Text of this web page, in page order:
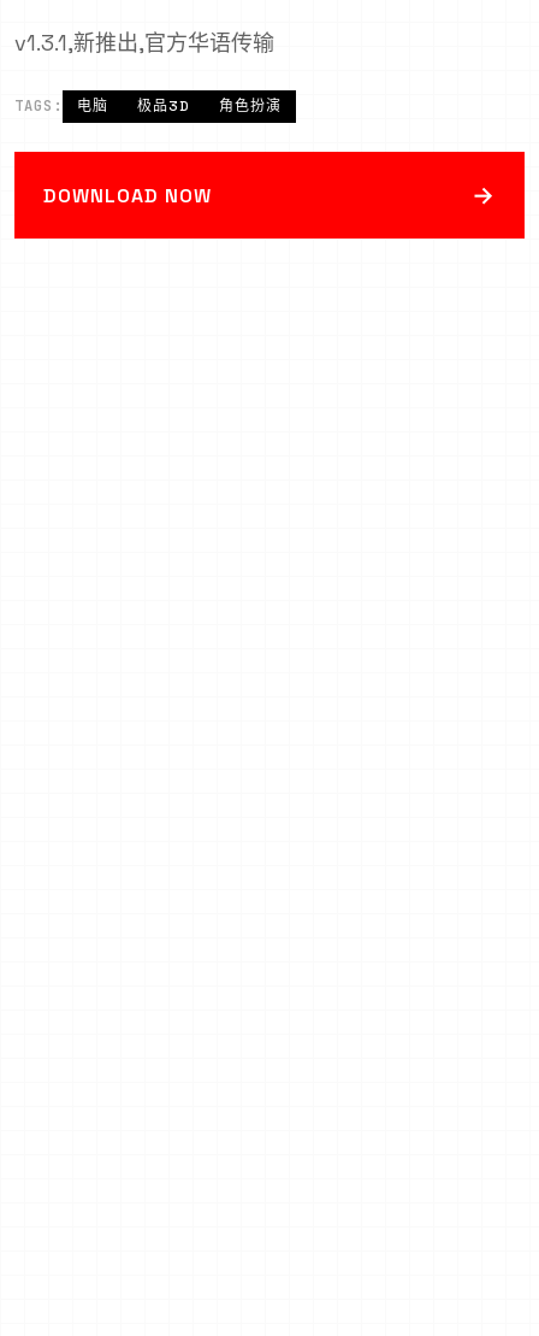
v1.3.1,新推出,官方华语传输
TAGS: 电脑 极品3D 角色扮演
DOWNLOAD NOW →